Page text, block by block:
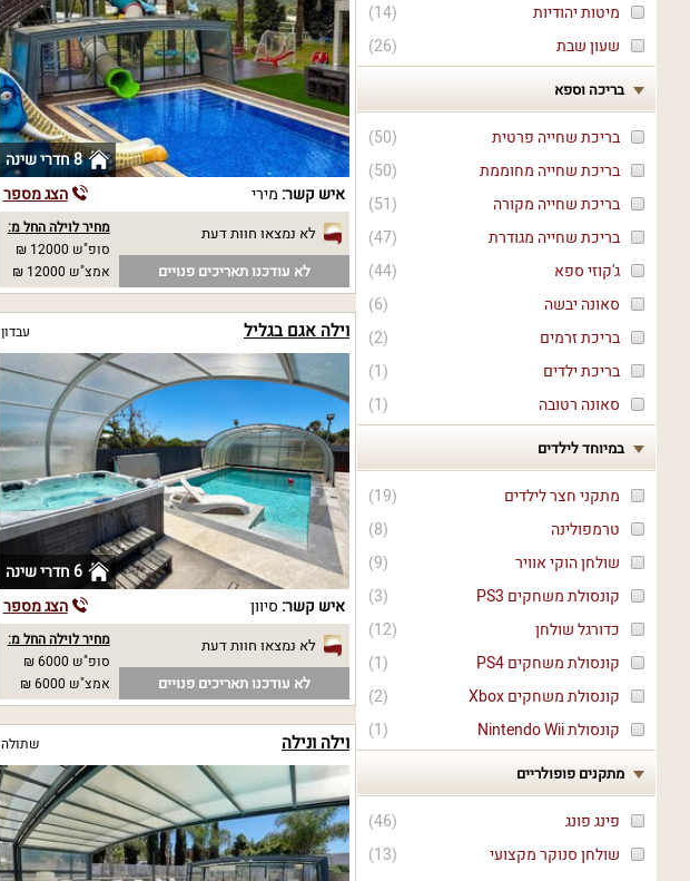
(
14
)
מיטות יהודיות
(
26
) שעון שבת
בריכה וספא
(
50
)
בריכת שחייה פרטית
(
50
)
בריכת שחייה מחוממת
(
51
)
בריכת שחייה מקורה
(
47
)
בריכת שחייה מגודרת
(
44
)
ג'קוזי ספא
(
6
)
סאונה יבשה
(
2
)
בריכת זרמים
(
1
)
בריכת ילדים
(
1
) סאונה רטובה
במיוחד לילדים
(
19
)
מתקני חצר לילדים
(
8
)
טרמפולינה
(
9
)
שולחן הוקי אוויר
(
3
)
קונסולת משחקים PS3
(
12
)
כדורגל שולחן
(
1
)
קונסולת משחקים PS4
(
2
)
קונסולת משחקים Xbox
(
1
) קונסולת Nintendo Wii
מתקנים פופולריים
(
46
)
פינג פונג
(
13
)
שולחן סנוקר מקצועי
8 חדרי שינה
איש קשר: מירי הצג מספר
לא נמצאו חוות דעת
לא עודכנו תאריכים פנויים
מחיר לוילה החל מ:
סופ"ש 12000 ₪
אמצ"ש 12000 ₪
וילה אגם בגליל עבדון
6 חדרי שינה
איש קשר: סיוון הצג מספר
לא נמצאו חוות דעת
לא עודכנו תאריכים פנויים
מחיר לוילה החל מ:
סופ"ש 6000 ₪
אמצ"ש 6000 ₪
וילה ונילה שתולה